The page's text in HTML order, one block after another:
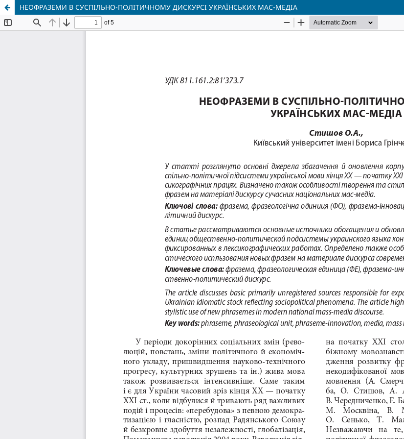
НЕОФРАЗЕМИ В СУСПІЛЬНО-ПОЛІТИЧНОМУ ДИСКУРСІ УКРАЇНСЬКИХ МАС-МЕДІА